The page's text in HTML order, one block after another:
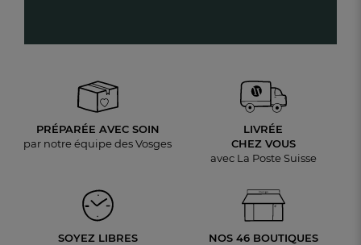
PRÉPARÉE AVEC SOIN
par notre équipe des Vosges
LIVRÉE
CHEZ VOUS
avec La Poste Suisse
SOYEZ LIBRES
NOS 46 BOUTIQUES